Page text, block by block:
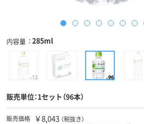
内容量 285ml
販売単位：1セット（96本）
販売価格 ￥8,043 （税抜き）